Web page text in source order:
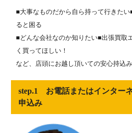
■大事なものだから自ら持って行きた
ると困る
■どんな会社なのか知りたい■出張買取
く買ってほしい！
など、店頭にお越し頂いての安心持込み
step.1 お電話またはインター
申込み